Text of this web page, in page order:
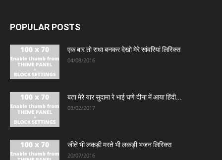
POPULAR POSTS
एक बार तो राधा बनकर देखो मेरे सांवरियां लिरिक्स
04/08/2016
बता मेरे यार सुदामा रे भाई घणे दीना में आया हिंदी...
03/02/2017
जीते भी लकड़ी मरते भी लकड़ी भजन लिरिक्स
20/07/2016